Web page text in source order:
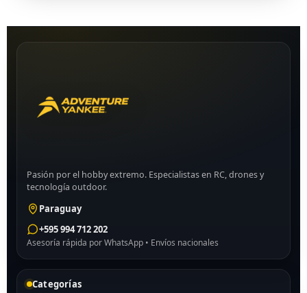
Pasión por el hobby extremo. Especialistas en RC, drones y
tecnología outdoor.
Paraguay
+595 994 712 202
Asesoría rápida por WhatsApp • Envíos nacionales
Categorías